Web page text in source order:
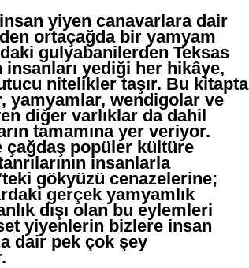
yiyen canavarlara dair
ortaçağda bir yamyam
gulyabanilerden Teksas
insanları yediği her hikâye,
nitelikler taşır. Bu kitapta
yamyamlar, wendigolar ve
diğer varlıklar da dahil
tamamına yer veriyor.
çağdaş popüler kültüre
insanlarla
gökyüzü cenazelerine;
gerçek yamyamlık
dışı olan bu eylemleri
yiyenlerin bizlere insan
dair pek çok şey